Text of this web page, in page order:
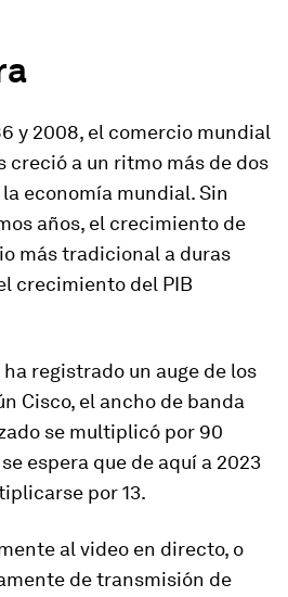
y 2008, el comercio mundial
creció a un ritmo más de dos
la economía mundial. Sin
años, el crecimiento de
más tradicional a duras
crecimiento del PIB
registrado un auge de los
Cisco, el ancho de banda
se multiplicó por 90
espera que de aquí a 2023
por 13.
al video en directo, o
de transmisión de